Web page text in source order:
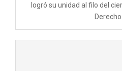
logró su unidad al filo del
Derecho